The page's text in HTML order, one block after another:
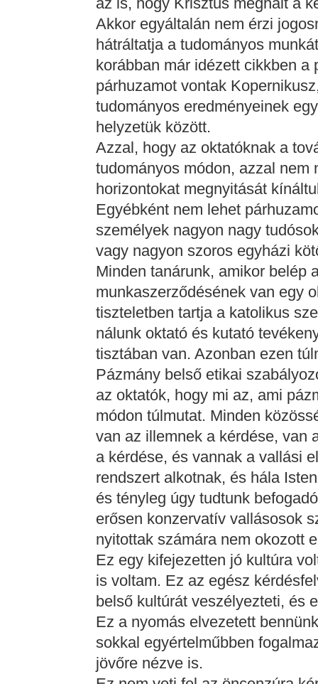
Akkor egyáltalán nem érzi
hátráltatja a tudományos
korábban már idézett cikkben
párhuzamot vontak
tudományos eredményeinek
helyzetük között.
Azzal, hogy az oktatóknak a
tudományos módon, azzal nem
horizontokat megnyitását
Egyébként nem lehet
személyek nagyon nagy
vagy nagyon szoros egyházi
Minden tanárunk, amikor belép
munkaszerződésének van egy
tiszteletben tartja a katolikus
nálunk oktató és kutató
tisztában van. Azonban ezen
Pázmány belső etikai
az oktatók, hogy mi az, ami
módon túlmutat. Minden
van az illemnek a kérdése, van
a kérdése, és vannak a vallási
rendszert alkotnak, és hála
és tényleg úgy tudtunk
erősen konzervatív vallásosok
nyitottak számára nem okozott
Ez egy kifejezetten jó kultúra
is voltam. Ez az egész
belső kultúrát veszélyezteti, és
Ez a nyomás elvezetett
sokkal egyértelműbben
jövőre nézve is.